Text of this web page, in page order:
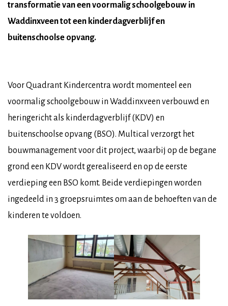
transformatie van een voormalig schoolgebouw in
Waddinxveen tot een kinderdagverblijf en
buitenschoolse opvang.
Voor Quadrant Kindercentra wordt momenteel een
voormalig schoolgebouw in Waddinxveen verbouwd en
heringericht als kinderdagverblijf (KDV) en
buitenschoolse opvang (BSO). Multical verzorgt het
bouwmanagement voor dit project, waarbij op de begane
grond een KDV wordt gerealiseerd en op de eerste
verdieping een BSO komt. Beide verdiepingen worden
ingedeeld in 3 groepsruimtes om aan de behoeften van de
kinderen te voldoen.